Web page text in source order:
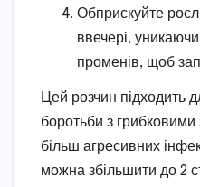
Обприскуйте
ввечері,
променів, щоб
Цей розчин підходить
боротьби з
більш агресивних
можна збільшити до 2